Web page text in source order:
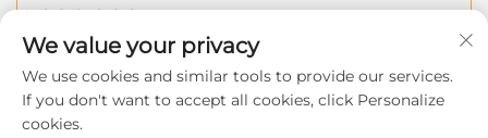
귀하의 이메일
Subscribe
We value your privacy
We use cookies and similar tools to provide our services.
If you don't want to accept all cookies, click Personalize
cookies.